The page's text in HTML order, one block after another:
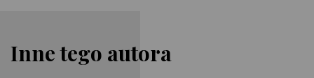
Inne tego autora